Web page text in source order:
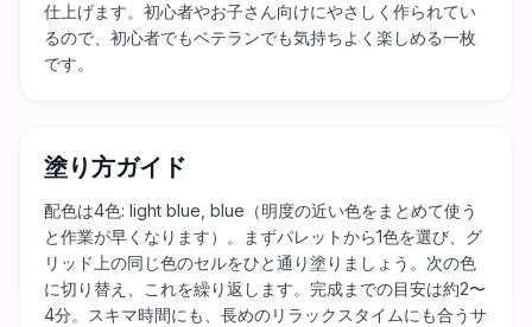
仕上げます。初心者やお子さん向けにやさしく作られてい
るので、初心者でもベテランでも気持ちよく楽しめる一枚
です。
塗り方ガイド
配色は4色: light blue, blue（明度の近い色をまとめて使う
と作業が早くなります）。まずパレットから1色を選び、グ
リッド上の同じ色のセルをひと通り塗りましょう。次の色
に切り替え、これを繰り返します。完成までの目安は約2〜
4分。スキマ時間にも、長めのリラックスタイムにも合うサ